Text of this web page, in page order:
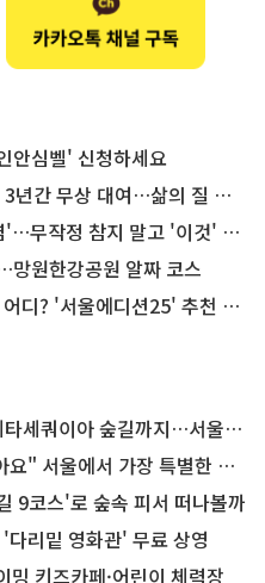
안심벨' 신청하세요
무상 대여…삶의 질 높인다
정 참지 말고 '이것' 해보세요!
망원한강공원 알짜 코스
? '서울에디션25' 추천 코스
아 숲길까지…서울둘레길 15코스
에서 가장 특별한 편의점의 정체
9코스'로 숲속 피서 떠나볼까
리밑 영화관' 무료 상영
키즈카페·어린이 체력장